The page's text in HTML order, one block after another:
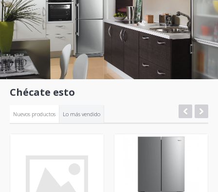
Chécate esto
Nuevos productos Lo más vendido